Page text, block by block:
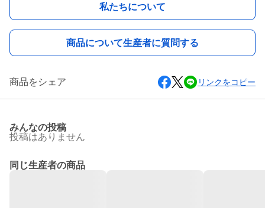
私たちについて
商品について生産者に質問する
商品をシェア リンクをコピー
みんなの投稿
投稿はありません
同じ生産者の商品